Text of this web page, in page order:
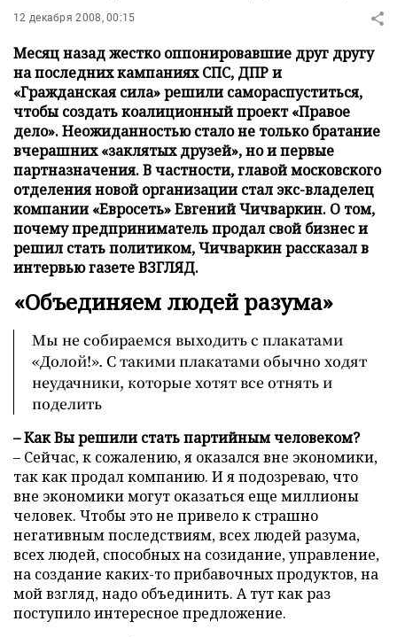
12 декабря 2008, 00:15
Месяц назад жестко оппонировавшие друг другу
на последних кампаниях СПС, ДПР и
«Гражданская сила» решили самораспуститься,
чтобы создать коалиционный проект «Правое
дело». Неожиданностью стало не только братание
вчерашних «заклятых друзей», но и первые
партназначения. В частности, главой московского
отделения новой организации стал экс-владелец
компании «Евросеть» Евгений Чичваркин. О том,
почему предприниматель продал свой бизнес и
решил стать политиком, Чичваркин рассказал в
интервью газете ВЗГЛЯД.
«Объединяем людей разума»
Мы не собираемся выходить с плакатами
«Долой!». С такими плакатами обычно ходят
неудачники, которые хотят все отнять и
поделить
– Как Вы решили стать партийным человеком?
– Сейчас, к сожалению, я оказался вне экономики,
так как продал компанию. И я подозреваю, что
вне экономики могут оказаться еще миллионы
человек. Чтобы это не привело к страшно
негативным последствиям, всех людей разума,
всех людей, способных на созидание, управление,
на создание каких-то прибавочных продуктов, на
мой взгляд, надо объединить. А тут как раз
поступило интересное предложение.